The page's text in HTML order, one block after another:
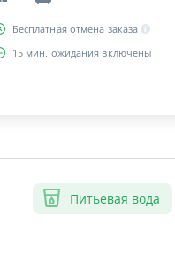
Бесплатная отмена заказа
15 мин. ожидания включены
Питьевая вода